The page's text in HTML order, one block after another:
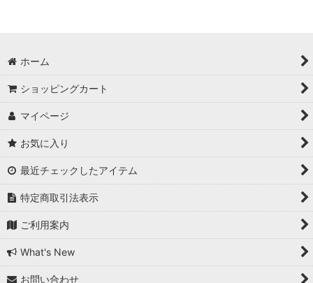
ホーム
ショッピングカート
マイページ
お気に入り
最近チェックしたアイテム
特定商取引法表示
ご利用案内
What's New
お問い合わせ